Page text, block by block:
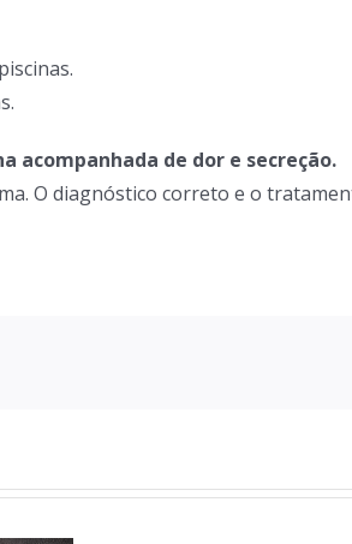
acompanhada de dor e secreção.
O diagnóstico correto e o